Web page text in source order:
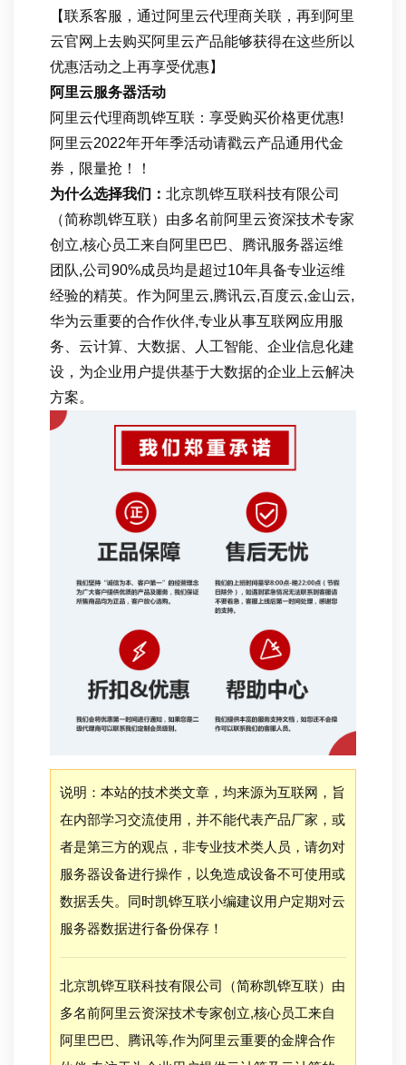
【联系客服，通过阿里云代理商关联，再到阿里
云官网上去购买阿里云产品能够获得在这些所以
优惠活动之上再享受优惠】
阿里云服务器活动
阿里云代理商凯铧互联：享受购买价格更优惠!
阿里云2022年开年季活动请戳云产品通用代金
券，限量抢！！
为什么选择我们： 北京凯铧互联科技有限公司
（简称凯铧互联）由多名前阿里云资深技术专家
创立,核心员工来自阿里巴巴、腾讯服务器运维
团队,公司90%成员均是超过10年具备专业运维
经验的精英。作为阿里云,腾讯云,百度云,金山云,
华为云重要的合作伙伴,专业从事互联网应用服
务、云计算、大数据、人工智能、企业信息化建
设，为企业用户提供基于大数据的企业上云解决
方案。
说明：本站的技术类文章，均来源为互联网，旨
在内部学习交流使用，并不能代表产品厂家，或
者是第三方的观点，非专业技术类人员，请勿对
服务器设备进行操作，以免造成设备不可使用或
数据丢失。同时凯铧互联小编建议用户定期对云
服务器数据进行备份保存！
北京凯铧互联科技有限公司（简称凯铧互联）由
多名前阿里云资深技术专家创立,核心员工来自
阿里巴巴、腾讯等,作为阿里云重要的金牌合作